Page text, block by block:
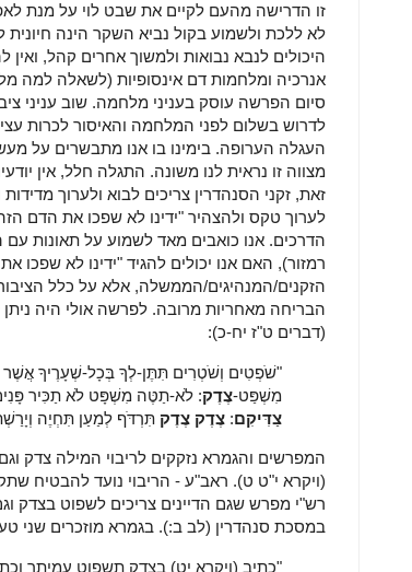
זו הדרישה מהעם לקיים את שבט לוי על מנת
לא ללכת ולשמוע בקול נביא השקר הינה
היכולים לנבא נבואות ולמשוך אחרים קהל,
אנרכיה ומלחמות דם אינסופיות (לשאלה למה
סיום הפרשה עוסק בעניני מלחמה. שוב עניני
לדרוש בשלום לפני המלחמה והאיסור לכרות
העגלה הערופה. בימינו בו אנו מתבשרים על
מצווה זו נראית לנו משונה. התגלה חלל, אין
זאת, זקני הסנהדרין צריכים לבוא ולערוך
לערוך טקס ולהצהיר "ידינו לא שפכו את הדם
הדרכים. אנו כואבים מאד לשמוע על תאונות עם
רמזור), האם אנו יכולים להגיד "ידינו לא
הזקנים/המנהיגים/הממשלה, אלא על כלל הציבור
הבריחה מאחריות מרובה. לפרשה אולי היה
(דברים ט"ז יח-כ):
"שֹׁפְטִים וְשֹׁטְרִים תִּתֶּן-לְךָ בְּכָל-שְׁעָרֶיךָ
מִשְׁפַּט-צֶדֶק: לֹא-תַטֶּה מִשְׁפָּט לֹא תַכִּיר
צַדִּיקִם: צֶדֶק צֶדֶק תִּרְדֹּף לְמַעַן תִּחְיֶה
המפרשים והגמרא נזקקים לריבוי המילה צדק
(ויקרא י"ט ט). ראב"ע - הריבוי נועד להבטיח
רש"י מפרש שגם הדיינים צריכים לשפוט בצדק
במסכת סנהדרין (לב ב:). בגמרא מוזכרים שני
"כתיב (ויקרא יט) בצדק תשפוט עמיתך